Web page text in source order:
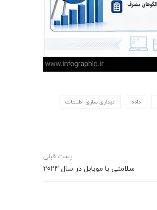
داده دیداری سازی اطلاعات
پست قبلی
سلامتی با موبایل در سال 2024